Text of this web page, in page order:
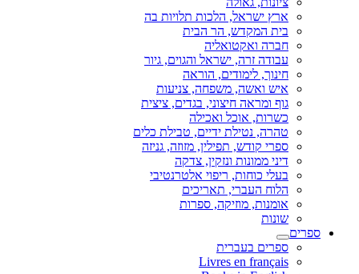
ארץ ישראל, הלכות תלויות בה
בית המקדש, הר הבית
חברה ואקטואליה
עבודה זרה, ישראל והגוים, גיור
חינוך, לימודים, הוראה
איש ואשה, משפחה, צניעות
גוף ומראה חיצוני, בגדים, ציצית
כשרות, אוכל ואכילה
טהרה, נטילת ידיים, טבילת כלים
ספרי קודש, תפילין, מזוזה, גניזה
דיני ממונות ונזקין, צדקה
בעלי כוחות, ריפוי אלטרנטיבי
הלוח העברי, תאריכים
אומנות, מוזיקה, ספרות
שונות
ספרים
ספרים בעברית
Livres en français